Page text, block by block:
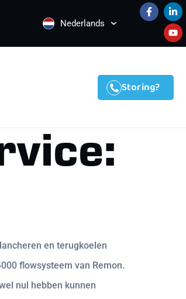
Nederlands
Storing?
en terugkoelen
flowsysteem van Remon.
nul hebben kunnen